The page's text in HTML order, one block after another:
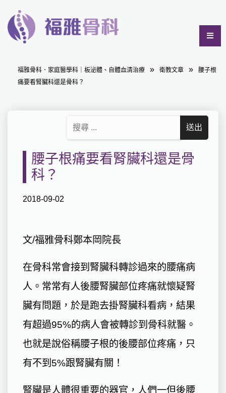
福雅骨科．家庭醫學科｜板泌體、自體血清治療 衛教文章
腰子根
痛要看腎臟科還是骨科？
腰子根痛要看腎臟科還是骨
科？
2018-09-02
文/福雅骨科鄭本岡院長
在骨科常會接到腎臟科轉診過來的腰痛病
人。常常有人後腰腎臟部位疼痛就懷疑腎
臟有問題，於是跑去掛腎臟科看病，結果
有超過95%的病人會被轉診到骨科就醫。
也就是說俗稱腰子根的後腰部位疼痛，只
有不到5%跟腎臟有關！
腎臟是人體很重要的器官，人們一但後腰